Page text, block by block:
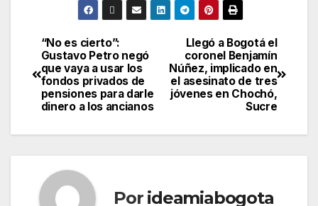
Llegó a Bogotá el
coronel Benjamín
Núñez, implicado en
el asesinato de tres
jóvenes en Chochó,
Sucre
“No es cierto”:
Gustavo Petro negó
que vaya a usar los
fondos privados de
pensiones para darle
dinero a los ancianos
Por ideamiabogota